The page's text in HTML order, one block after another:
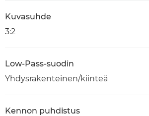
Kuvasuhde
3:2
Low-Pass-suodin
Yhdysrakenteinen/kiinteä
Kennon puhdistus